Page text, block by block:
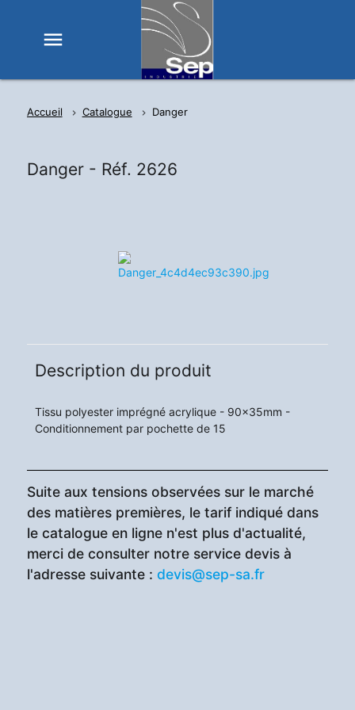
menu
Accueil Catalogue Danger
Danger - Réf. 2626
Description du produit
Tissu polyester imprégné acrylique - 90x35mm -
Conditionnement par pochette de 15
Suite aux tensions observées sur le marché
des matières premières, le tarif indiqué dans
le catalogue en ligne n'est plus d'actualité,
merci de consulter notre service devis à
l'adresse suivante : devis@sep-sa.fr